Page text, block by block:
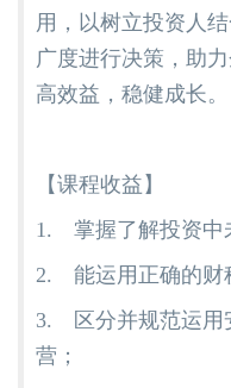
用，以树立投资人
广度进行决策，助
高效益，稳健成长。
【课程收益】
1. 掌握了解投资中
2. 能运用正确的财
3. 区分并规范运用
营；